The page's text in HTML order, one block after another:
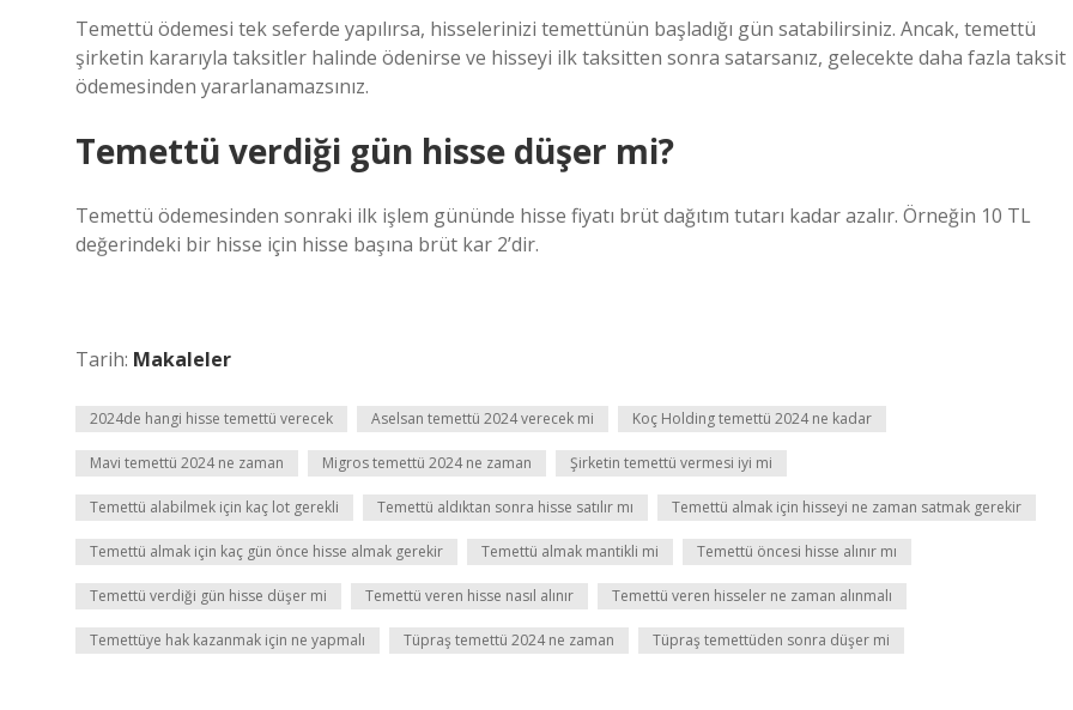
Temettü ödemesi tek seferde yapılırsa, hisselerinizi temettünün başladığı gün satabilirsiniz. Ancak, temettü
şirketin kararıyla taksitler halinde ödenirse ve hisseyi ilk taksitten sonra satarsanız, gelecekte daha fazla taksit
ödemesinden yararlanamazsınız.
Temettü verdiği gün hisse düşer mi?
Temettü ödemesinden sonraki ilk işlem gününde hisse fiyatı brüt dağıtım tutarı kadar azalır. Örneğin 10 TL
değerindeki bir hisse için hisse başına brüt kar 2’dir.
Tarih: Makaleler
2024de hangi hisse temettü verecek Aselsan temettü 2024 verecek mi Koç Holding temettü 2024 ne kadar
Mavi temettü 2024 ne zaman Migros temettü 2024 ne zaman Şirketin temettü vermesi iyi mi
Temettü alabilmek için kaç lot gerekli Temettü aldıktan sonra hisse satılır mı Temettü almak için hisseyi ne zaman satmak gerekir
Temettü almak için kaç gün önce hisse almak gerekir Temettü almak mantikli mi Temettü öncesi hisse alınır mı
Temettü verdiği gün hisse düşer mi Temettü veren hisse nasıl alınır Temettü veren hisseler ne zaman alınmalı
Temettüye hak kazanmak için ne yapmalı Tüpraş temettü 2024 ne zaman Tüpraş temettüden sonra düşer mi